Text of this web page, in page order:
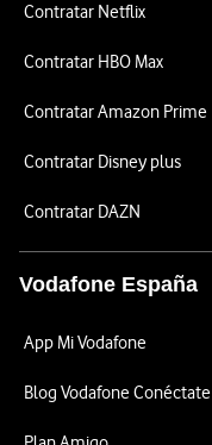
Contratar Netflix
Contratar HBO Max
Contratar Amazon Prime
Contratar Disney plus
Contratar DAZN
Vodafone España
App Mi Vodafone
Blog Vodafone Conéctate